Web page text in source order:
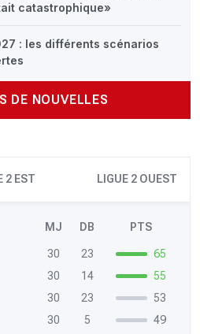
catastrophique»
: les différents scénarios
DE NOUVELLES
2 EST LIGUE 2 OUEST
MJ DB PTS
30 23
65
30 14
55
30 23
53
30 5
49